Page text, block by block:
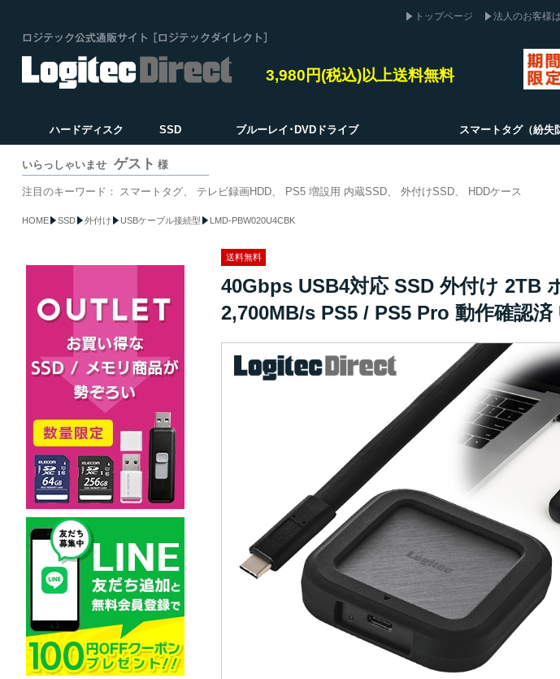
トップページ 法人のお客様
3,980円(税込)以上送料無料
ハードディスク SSD ブルーレイ･DVDドライブ スマートタグ（紛失
いらっしゃいませ ゲスト 様
注目のキーワード： スマートタグ テレビ録画HDD PS5 増設用 内蔵SSD 外付けSSD HDDケース
HOME SSD 外付け USBケーブル接続型 LMD-PBW020U4CBK
送料無料
40Gbps USB4対応 SSD 外付け 2TB
2,700MB/s PS5 / PS5 Pro 動作確認